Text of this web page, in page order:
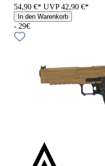
54,90 €* UVP 42,90 €*
In den Warenkorb
- 29€